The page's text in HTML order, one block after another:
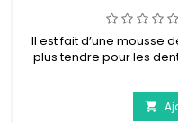
Il est fait d’une mousse
plus tendre pour les
solide pour résister à
